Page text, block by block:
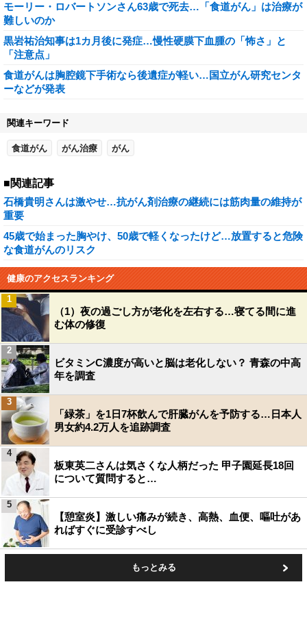
モーリー・ロバートソンさん63歳で死去…「食道がん」は治療が
難しいのか
黒岩祐治知事は1カ月後に発症…慢性硬膜下血腫の「怖さ」と
「注意点」
食道がんは胸腔鏡下手術なら後遺症が軽い…国立がん研究センタ
ーなどが発表
関連キーワード
食道がん がん治療 がん
■関連記事
石橋貴明さんは激やせ…抗がん剤治療の継続には筋肉量の維持が
重要
45歳で始まった胸やけ、50歳で軽くなったけど…放置すると危険
な食道がんのリスク
健康のアクセスランキング
（1）夜の過ごし方が老化を左右する…寝てる間に進
む体の修復
1
ビタミンC濃度が高いと脳は老化しない？ 青森の中高
年を調査
2
「緑茶」を1日7杯飲んで肝臓がんを予防する…日本人
男女約4.2万人を追跡調査
3
板東英二さんは気さくな人柄だった 甲子園延長18回
について質問すると…
4
【憩室炎】激しい痛みが続き、高熱、血便、嘔吐があ
ればすぐに受診すべし
5
もっとみる